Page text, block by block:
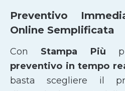
Preventivo
Online Semplificata
Con Stampa Più
preventivo in tempo
basta scegliere il